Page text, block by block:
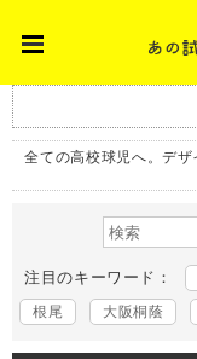
全ての高校球児へ。デ
注目のキーワード：
根尾
大阪桐蔭